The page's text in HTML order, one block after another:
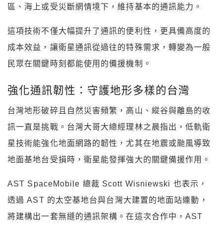
區、海上或受災斷網情境下，維持基本的通訊能力。
這項技術不僅大幅提升了通訊的便利性，更具備高度的
成本效益，讓衛星通訊從過往的特殊需求，轉變為一般
民眾在關鍵時刻都能使用的備援機制。
強化通訊韌性：守護地形多樣的台灣
台灣地形破碎且自然災害頻繁，高山、縱谷與離島的收
訊一直是挑戰。台灣大哥大總經理林之晨指出，低軌衛
星技術能強化地面網路的韌性，尤其在地震或颱風導致
地面基地台受損時，衛星能發揮強大的關鍵備援作用。
AST SpaceMobile 總裁 Scott Wisniewski 也表示，
透過 AST 的太空基地台與台灣大建置的地面站連動，
將建構出一套無縫的通訊架構。在這次合作中，AST